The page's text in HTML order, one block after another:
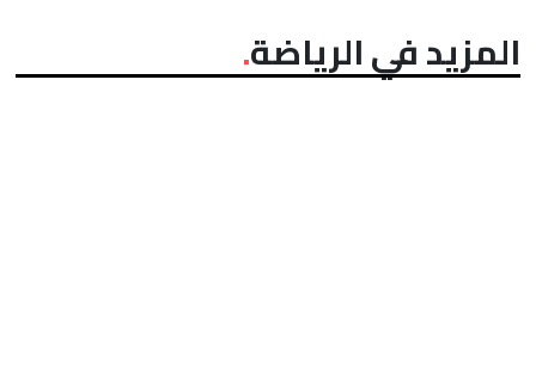
المزيد في الرياضة